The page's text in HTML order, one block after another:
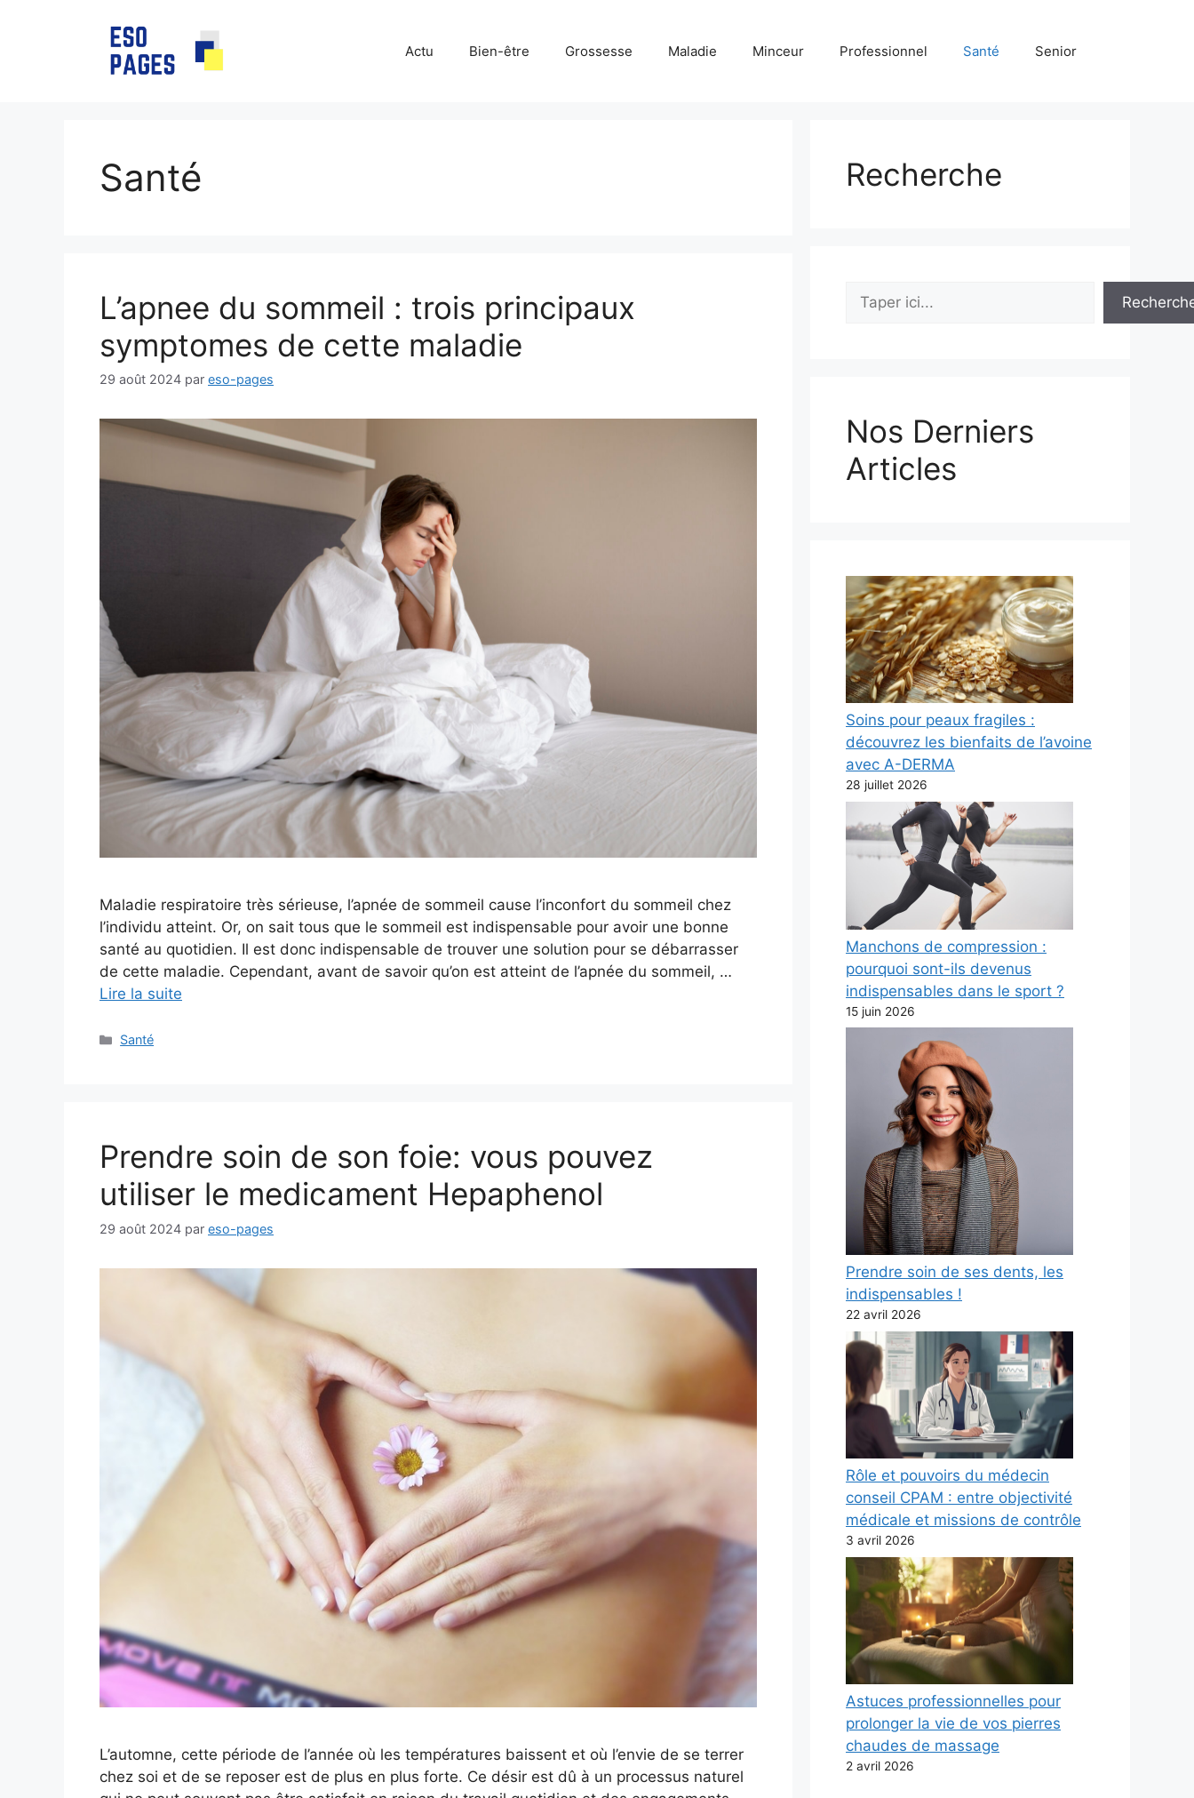
Actu Bien-être Grossesse Maladie Minceur Professionnel Santé Senior
Santé
L’apnee du sommeil : trois principaux
symptomes de cette maladie
29 août 2024 par eso-pages
Maladie respiratoire très sérieuse, l’apnée de sommeil cause l’inconfort du sommeil chez
l’individu atteint. Or, on sait tous que le sommeil est indispensable pour avoir une bonne
santé au quotidien. Il est donc indispensable de trouver une solution pour se débarrasser
de cette maladie. Cependant, avant de savoir qu’on est atteint de l’apnée du sommeil, …
Lire la suite
Catégories
Santé
Prendre soin de son foie: vous pouvez
utiliser le medicament Hepaphenol
29 août 2024 par eso-pages
L’automne, cette période de l’année où les températures baissent et où l’envie de se terrer
chez soi et de se reposer est de plus en plus forte. Ce désir est dû à un processus naturel
Recherche
Rechercher
Nos Derniers
Articles
Soins pour peaux fragiles :
découvrez les bienfaits de l’avoine
avec A-DERMA
28 juillet 2026
Manchons de compression :
pourquoi sont-ils devenus
indispensables dans le sport ?
15 juin 2026
Prendre soin de ses dents, les
indispensables !
22 avril 2026
Rôle et pouvoirs du médecin
conseil CPAM : entre objectivité
médicale et missions de contrôle
3 avril 2026
Astuces professionnelles pour
prolonger la vie de vos pierres
chaudes de massage
2 avril 2026